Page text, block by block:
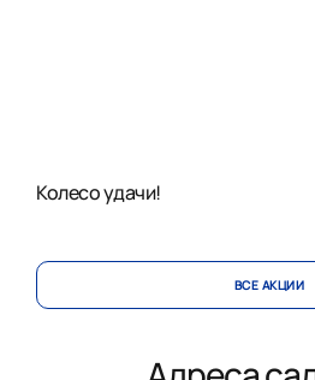
Колесо удачи!
ВСЕ АКЦИИ